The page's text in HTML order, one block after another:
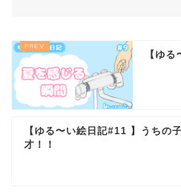
【ゆ
【ゆる〜い絵日記#11 】うちの
才！！